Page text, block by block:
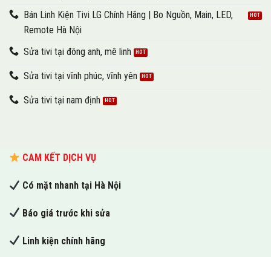
Bán Linh Kiện Tivi LG Chính Hãng | Bo Nguồn, Main, LED,
Remote Hà Nội
Sửa tivi tại đông anh, mê linh
Sửa tivi tại vĩnh phúc, vĩnh yên
Sửa tivi tại nam định
CAM KẾT DỊCH VỤ
Có mặt nhanh tại Hà Nội
Báo giá trước khi sửa
Linh kiện chính hãng